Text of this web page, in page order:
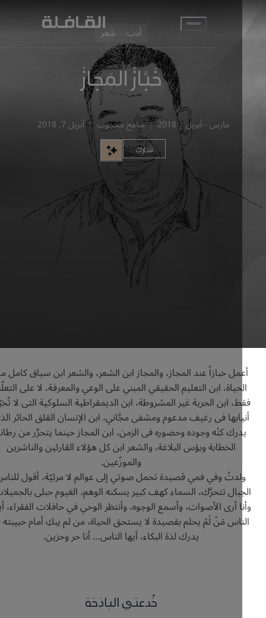
شعر
خَبَّازُ المَجَازْ
مارس - أبريل | 2018 سامح محجوب أبريل 7, 2018
خبازاً عند المجاز، والمجاز ابن الشعر، والشعر ابن سياق كامل من
ابن التعليم الحقيقي المبني على الوعي والمعرفة، لا على التعلّم
ابن الحرية غير المشروطة، ابن الديمقراطية السلوكية التى لا تُخبّئ
فى رغيف مدعوم ومشفى مجَّاني، ابن الإنسان القلق الحائر الذى
كنْه وجوده وحضوره فى الزمن، ابن المجاز حينما يتحرَّر من رطانة
الخطابة وبؤس البلاغة، والشعر ابن كل هؤلاء القارئين والناشرين
والموزّعين.
وفي فمي قصيدة تحمل صوتي إلى عوالم لا مرئيّة، أقول للناس
تتحرَّك، السماء كهف كبير يسكنه الوهم، الغيوم حبلى بالجميلات،
أرى الأصوات، وأسمع الوجوه، وأنتظر الوحي في حافلات الفقراء، أيها
مَنْ لَمْ يحلم بقصيدة لا يستحق الحياة، من لم يبكِ أمام حبيبته لم
يدرك لذة البكاء، أيها الناس… أنا حر وحزين.
خُدعتي الباذخة